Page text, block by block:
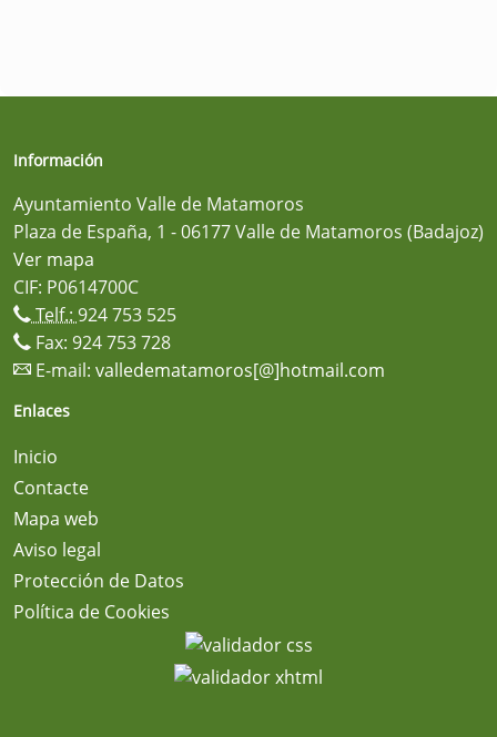
Información
Ayuntamiento Valle de Matamoros
Plaza de España, 1 - 06177 Valle de Matamoros (Badajoz)
Ver mapa
CIF: P0614700C
Telf.: 924 753 525
Fax: 924 753 728
E-mail: valledematamoros[@]hotmail.com
Enlaces
Inicio
Contacte
Mapa web
Aviso legal
Protección de Datos
Política de Cookies